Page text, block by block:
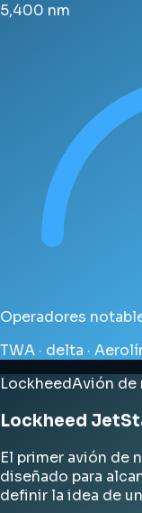
5,400 nm
Operadores
TWA · delta ·
LockheedAvión de
Lockheed
El primer avión de
diseñado para
definir la idea de